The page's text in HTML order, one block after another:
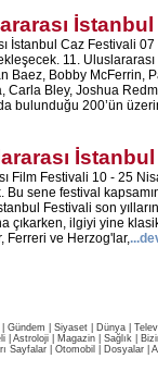
İstanbul Caz Festivali
11.
Baez, Bobby McFerrin,
Carla Bley, Joshua
bulunduğu 200’ün
Film Festivali 10 - 25
Bu sene festival
Festivali son
çıkarken, ilgiyi yine
Ferreri ve Herzog'lar,
Gündem Siyaset Dünya |
Astroloji Magazin Sağlık
Sayfalar| Otomobil Dosyalar|